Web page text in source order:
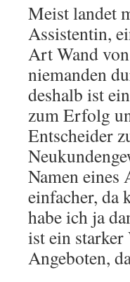
Meist landet
Assistentin,
Art Wand
niemanden
deshalb ist
zum Erfolg
Entscheider
Namen eines
einfacher, da
habe ich ja
ist ein
Angeboten,